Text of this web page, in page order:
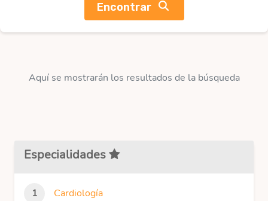
Encontrar
Aquí se mostrarán los resultados de la búsqueda
Especialidades
Cardiología